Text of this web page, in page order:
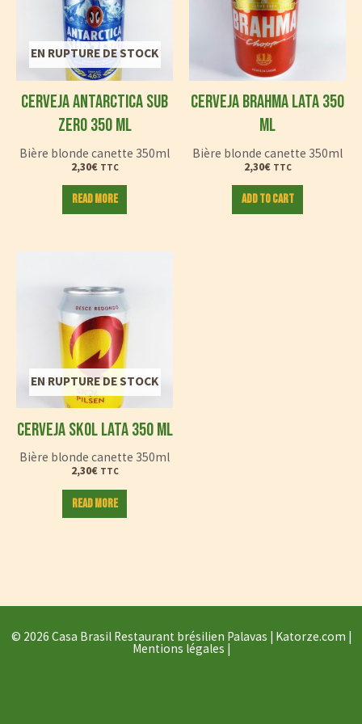
EN RUPTURE DE STOCK
CERVEJA ANTARCTICA SUB
ZERO 350 ML
Bière blonde canette 350ml
2,30€ TTC
Read more
CERVEJA BRAHMA LATA 350
ML
Bière blonde canette 350ml
2,30€ TTC
Add to cart
EN RUPTURE DE STOCK
CERVEJA SKOL LATA 350 ML
Bière blonde canette 350ml
2,30€ TTC
Read more
© 2026 Casa Brasil Restaurant brésilien Palavas | Katorze.com |
Mentions légales |